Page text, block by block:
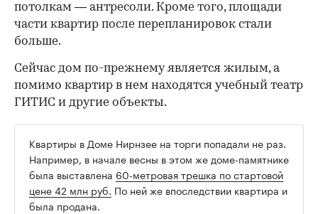
потолкам — антресоли. Кроме того, площади
части квартир после перепланировок стали
больше.
Сейчас дом по-прежнему является жилым, а
помимо квартир в нем находятся учебный театр
ГИТИС и другие объекты.
Квартиры в Доме Нирнзее на торги попадали не раз.
Например, в начале весны в этом же доме-памятнике
была выставлена 60-метровая трешка по стартовой
цене 42 млн руб. По ней же впоследствии квартира и
была продана.